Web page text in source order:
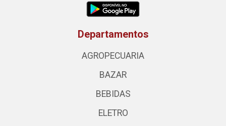
Departamentos
AGROPECUARIA
BAZAR
BEBIDAS
ELETRO